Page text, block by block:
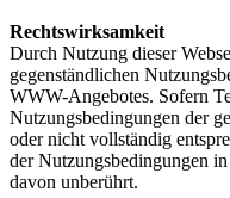
Rechtswirksamkeit
Durch Nutzung dieser
gegenständlichen
WWW-Angebotes. Sofern
Nutzungsbedingungen der
oder nicht vollständig
der Nutzungsbedingungen
davon unberührt.